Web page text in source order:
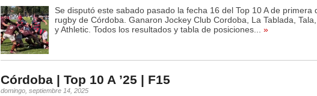
Se disputó este sabado pasado la fecha 16 del Top 10 A de primera
rugby de Córdoba. Ganaron Jockey Club Cordoba, La Tablada,
y Athletic. Todos los resultados y tabla de posiciones...
»
Córdoba | Top 10 A ’25 | F15
domingo, septiembre 14, 2025